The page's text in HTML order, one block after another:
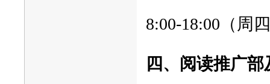
8:00-18:00（周
四、阅读推广